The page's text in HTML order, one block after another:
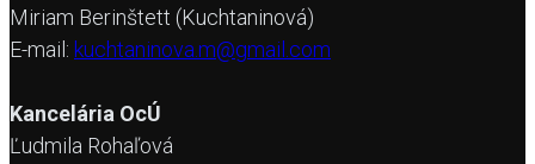
Miriam Berinštett (Kuchtaninová)
E-mail: kuchtaninova.m@gmail.com
Kancelária OcÚ
Ľudmila Rohaľová